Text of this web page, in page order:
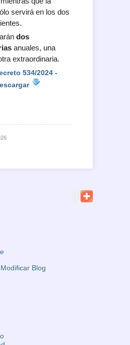
servirá en los dos
dos
anuales, una
extraordinaria.
534/2024 -
Modificar Blog